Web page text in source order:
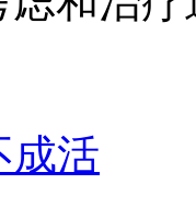
成活